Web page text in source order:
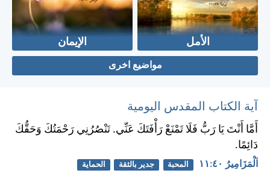
الأمل الإيمان
مواضيع اخرى
آية الكتاب المقدس اليومية
أَمَّا أَنْتَ يَا رَبُّ فَلَا تَمْنَعْ رَأْفَتَكَ عَنِّي. تَنْصُرُنِي رَحْمَتُكَ وَحَقُّكَ
دَائِمًا.
اَلْمَزَامِيرُ ٤٠:‏١١ المحبة جدير بالثقة الحماية